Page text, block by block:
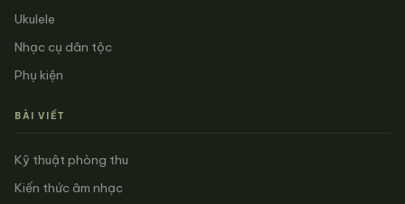
Ukulele
Nhạc cụ dân tộc
Phụ kiện
BÀI VIẾT
Kỹ thuật phòng thu
Kiến thức âm nhạc